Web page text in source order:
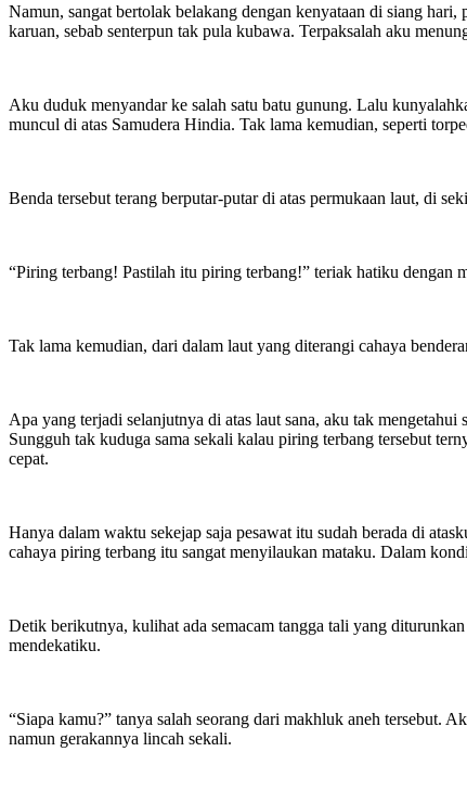
Namun, sangat bertolak belakang dengan kenyataan di siang
karuan, sebab senterpun tak pula kubawa. Terpaksalah aku
Aku duduk menyandar ke salah satu batu gunung. Lalu
muncul di atas Samudera Hindia. Tak lama kemudian, seperti
Benda tersebut terang berputar-putar di atas permukaan laut, di
“Piring terbang! Pastilah itu piring terbang!” teriak hatiku dengan
Tak lama kemudian, dari dalam laut yang diterangi cahaya
Apa yang terjadi selanjutnya di atas laut sana, aku tak
Sungguh tak kuduga sama sekali kalau piring terbang tersebut
cepat.
Hanya dalam waktu sekejap saja pesawat itu sudah berada di
cahaya piring terbang itu sangat menyilaukan mataku. Dalam
Detik berikutnya, kulihat ada semacam tangga tali yang
mendekatiku.
“Siapa kamu?” tanya salah seorang dari makhluk aneh tersebut.
namun gerakannya lincah sekali.